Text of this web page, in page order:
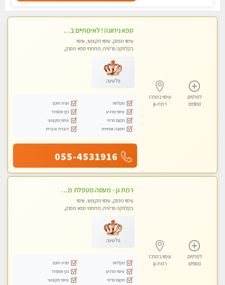
לפרטים
נוספים
עיסוי במרכז
רמת-גן
ספא נירוונה ! לאיכותיים בלבד! מומלץ לחלוטין!!!! כל סוגי העיסויים מעסה מקצועית ואיכותית פרטי!!!
עיסוי מפנק, עיסוי מקצועי, עיסוי
בקלניקה פרטית, מתחמי ספא מפנק,
פלטינה
מקלחת
חניה חינם
עיסוי מרגיע
נקי ומסודר
מקום פרטי
עיסוי מקצועי
תמונה אמיתית
דוברת עיברית
055-4531916
לפרטים
נוספים
עיסוי במרכז
רמת-גן
רמת גן - מעסה מטפלת מקצוענית ידי זהב VIP! פרטי! ​​​​​​ Highly recommended
עיסוי מפנק, עיסוי מקצועי, עיסוי
בקלניקה פרטית, מתחמי ספא מפנק,
פלטינה
מקלחת
חניה חינם
עיסוי מרגיע
נקי ומסודר
מקום פרטי
עיסוי מקצועי